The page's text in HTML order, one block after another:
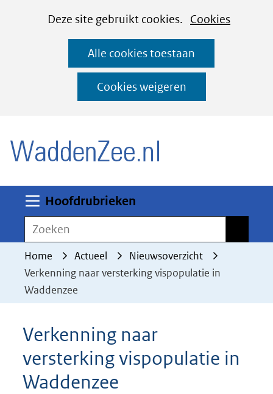
CookiesDeze site gebruikt cookies. Cookies
deze
worden
toegestaan
geweigerd.
Alle cookies toestaan
Cookies weigeren
Ga
naar
de
inhoud
Hoofdrubrieken
Zoeken
Home Actueel
Nieuwsoverzicht
Verkenning naar versterking vispopulatie in
Waddenzee
Verkenning naar
versterking vispopulatie in
Waddenzee